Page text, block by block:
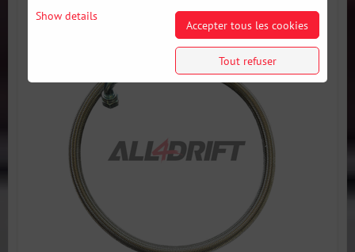
Show details
Accepter tous les cookies
Tout refuser